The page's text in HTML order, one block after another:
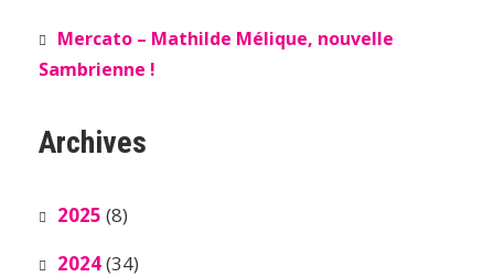
Mercato – Mathilde Mélique, nouvelle
Sambrienne !
Archives
2025 (8)
2024(34)